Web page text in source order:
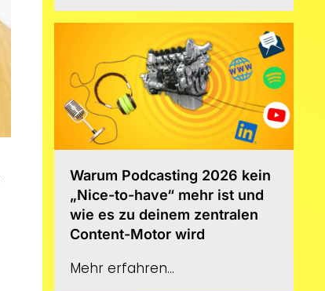
Warum Podcasting 2026 kein
„Nice-to-have“ mehr ist und
wie es zu deinem zentralen
Content-Motor wird
Mehr erfahren...